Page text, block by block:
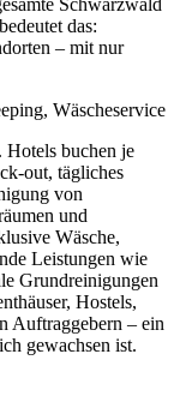
das:
– mit nur
Wäscheservice
Hotels buchen je
out, tägliches
von
und
Wäsche,
Leistungen wie
Grundreinigungen
Hostels,
Auftraggebern – ein
gewachsen ist.